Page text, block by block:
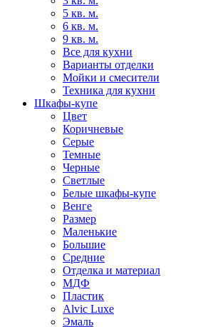
5 кв. м.
6 кв. м.
9 кв. м.
Все для кухни
Варианты отделки
Мойки и смесители
Техника для кухни
Шкафы-купе
Цвет
Коричневые
Серые
Темные
Черные
Светлые
Белые шкафы-купе
Венге
Размер
Маленькие
Большие
Средние
Отделка и материал
МДФ
Пластик
Alvic Luxe
Эмаль